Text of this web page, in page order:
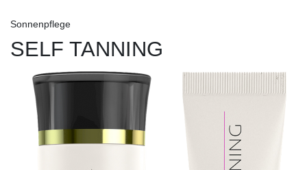
Sonnenpflege
SELF TANNING